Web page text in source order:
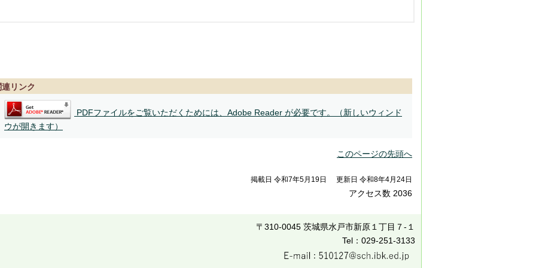
連リンク
PDFファイルをご覧いただくためには、Adobe Reader が必要です。（新しいウィンド
ウが開きます）
このページの先頭へ
掲載日 令和7年5月19日 更新日 令和8年4月24日
アクセス数 2036
〒310-0045 茨城県水戸市新原１丁目７-１
Tel：029-251-3133